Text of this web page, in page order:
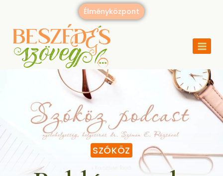
Élményközpont
SZÓKÖZ